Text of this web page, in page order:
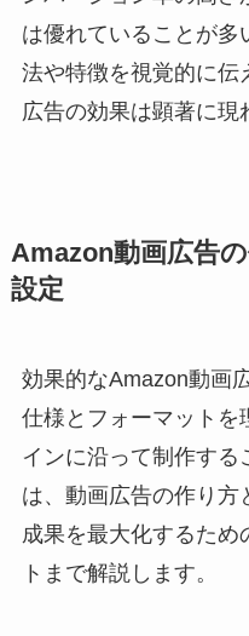
は優れていることが多
法や特徴を視覚的に伝
広告の効果は顕著に現
Amazon動画広告
設定
効果的なAmazon動画
仕様とフォーマットを
インに沿って制作す
は、動画広告の作り方
成果を最大化するため
トまで解説します。